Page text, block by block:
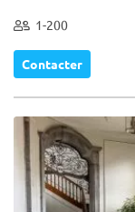
1-200
Contacter